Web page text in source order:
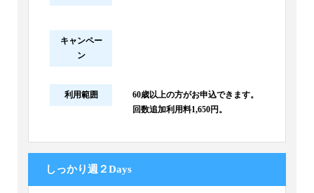
キャンペー
ン
利用範囲
60歳以上の方がお申込できます。
回数追加利用料1,650円。
しっかり週２Days